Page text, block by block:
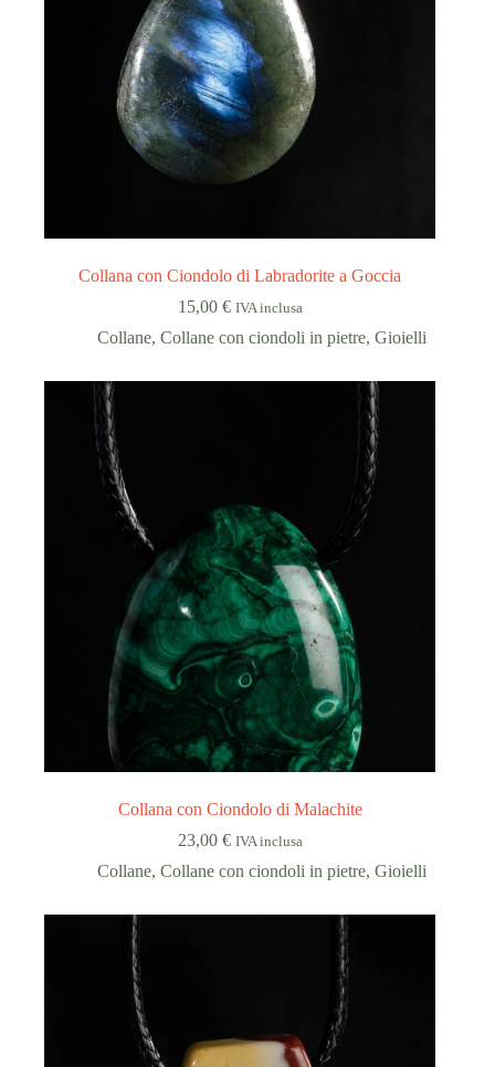
Collana con Ciondolo di Labradorite a Goccia
15,00 € IVA inclusa
Collane,Collane con ciondoli in pietre,Gioielli
Collana con Ciondolo di Malachite
23,00 € IVA inclusa
Collane,Collane con ciondoli in pietre,Gioielli